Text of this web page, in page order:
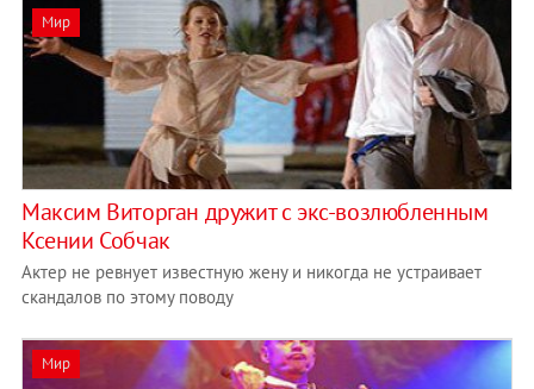
Мир
Максим Виторган дружит с экс-возлюбленным
Ксении Собчак
Актер не ревнует известную жену и никогда не устраивает
скандалов по этому поводу
Мир